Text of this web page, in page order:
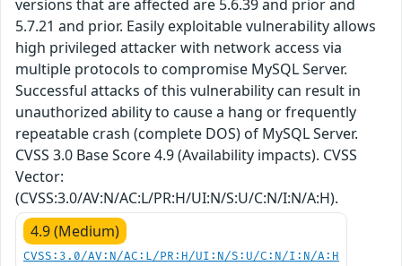
versions that are affected are 5.6.39 and prior and
5.7.21 and prior. Easily exploitable vulnerability allows
high privileged attacker with network access via
multiple protocols to compromise MySQL Server.
Successful attacks of this vulnerability can result in
unauthorized ability to cause a hang or frequently
repeatable crash (complete DOS) of MySQL Server.
CVSS 3.0 Base Score 4.9 (Availability impacts). CVSS
Vector:
(CVSS:3.0/AV:N/AC:L/PR:H/UI:N/S:U/C:N/I:N/A:H).
4.9 (Medium)
CVSS:3.0/AV:N/AC:L/PR:H/UI:N/S:U/C:N/I:N/A:H